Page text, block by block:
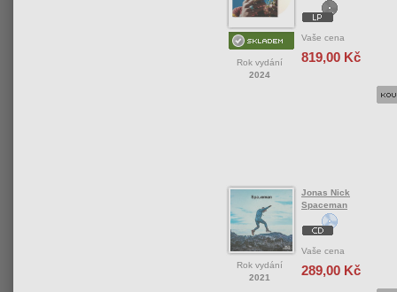
Rok vydání
2024
Vaše cena
819,00 Kč
Rok vydání
2021
Jonas Nick
Spaceman
Vaše cena
289,00 Kč